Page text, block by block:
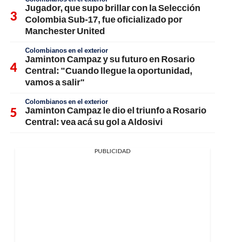
Jugador, que supo brillar con la Selección
Colombia Sub-17, fue oficializado por
Manchester United
Colombianos en el exterior
Jaminton Campaz y su futuro en Rosario
Central: "Cuando llegue la oportunidad,
vamos a salir"
Colombianos en el exterior
Jaminton Campaz le dio el triunfo a Rosario
Central: vea acá su gol a Aldosivi
PUBLICIDAD